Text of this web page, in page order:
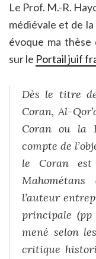
Le Prof. M.-R.
médiévale et de
évoque ma
sur le Portail juif
Dès le titre
Coran,Al-
Coran ou la
compte de
le Coran
l’auteur
principale (pp
mené selon
critique